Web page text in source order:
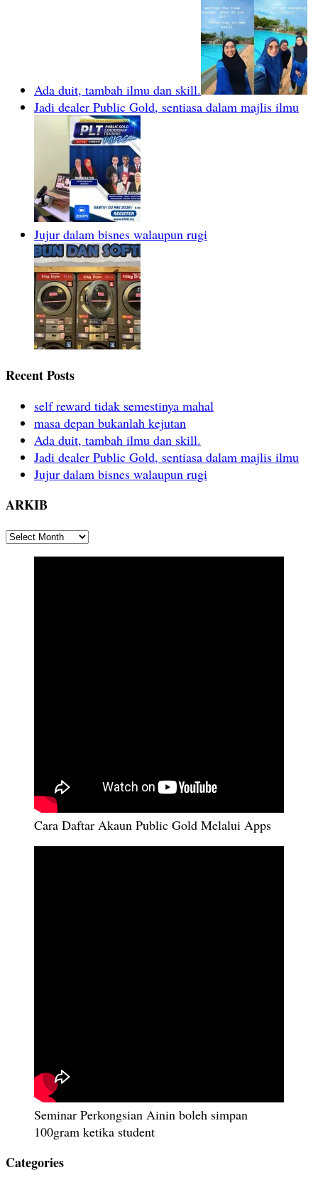
Ada duit, tambah ilmu dan skill.
Jadi dealer Public Gold, sentiasa dalam majlis ilmu
Jujur dalam bisnes walaupun rugi
Recent Posts
self reward tidak semestinya mahal
masa depan bukanlah kejutan
Ada duit, tambah ilmu dan skill.
Jadi dealer Public Gold, sentiasa dalam majlis ilmu
Jujur dalam bisnes walaupun rugi
ARKIB
ARKIB
Cara Daftar Akaun Public Gold Melalui Apps
Seminar Perkongsian Ainin boleh simpan
100gram ketika student
Categories